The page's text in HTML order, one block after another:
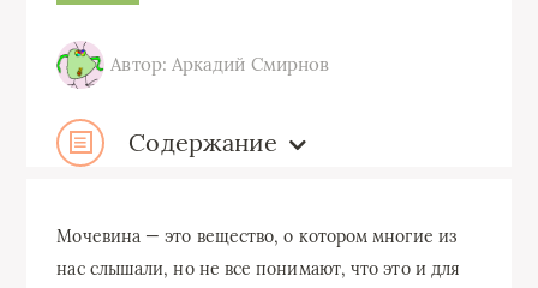
Автор: Аркадий Смирнов
Содержание
Мочевина — это вещество, о котором многие из
нас слышали, но не все понимают, что это и для